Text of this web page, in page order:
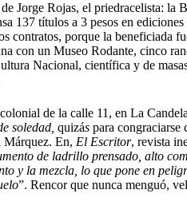
Jorge Rojas, el priedracelista: la
137 títulos a 3 pesos en
contratos, porque la beneficiada
con un Museo Rodante, cinco
Nacional, científica y de
de la calle 11, en La
soledad, quizás para
Márquez. En, El Escritor, revista
de ladrillo prensado, alto
y la mezcla, lo que pone en
”. Rencor que nunca menguó,